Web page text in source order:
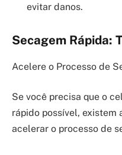
evitar danos.
Secagem Rápida:
Acelere o Processo de
Se você precisa que o
rápido possível, existem
acelerar o processo de